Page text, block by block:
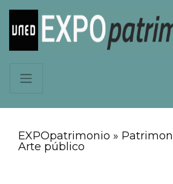
EXPOpatrimonio »
Arte público